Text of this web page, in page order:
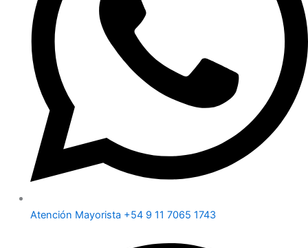
Atención Mayorista +54 9 11 7065 1743